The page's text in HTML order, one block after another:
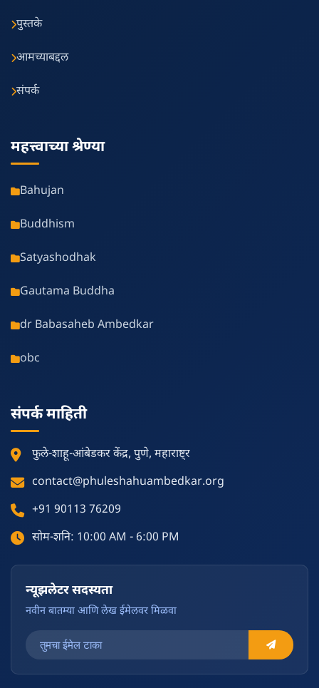
पुस्तके
आमच्याबद्दल
संपर्क
महत्त्वाच्या श्रेण्या
Bahujan
Buddhism
Satyashodhak
Gautama Buddha
dr Babasaheb Ambedkar
obc
संपर्क माहिती
फुले-शाहू-आंबेडकर केंद्र, पुणे, महाराष्ट्र
contact@phuleshahuambedkar.org
+91 90113 76209
सोम-शनि: 10:00 AM - 6:00 PM
न्यूझलेटर सदस्यता
नवीन बातम्या आणि लेख ईमेलवर मिळवा